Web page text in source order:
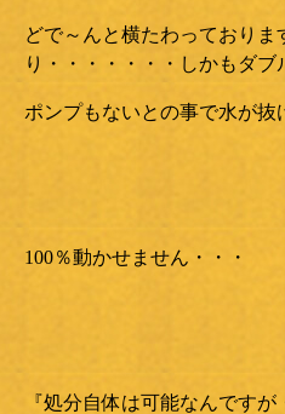
どで～んと横たわっておりま
り・・・・・・・しかもダブ
ポンプもないとの事で水が抜
100％動かせません・・・
『処分自体は可能なんです